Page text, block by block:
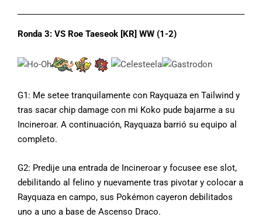
Ronda 3: VS Roe Taeseok [KR] WW (1-2)
G1: Me setee tranquilamente con Rayquaza en Tailwind y
tras sacar chip damage con mi Koko pude bajarme a su
Incineroar. A continuación, Rayquaza barrió su equipo al
completo.
G2: Predije una entrada de Incineroar y focusee ese slot,
debilitando al felino y nuevamente tras pivotar y colocar a
Rayquaza en campo, sus Pokémon cayeron debilitados
uno a uno a base de Ascenso Draco.